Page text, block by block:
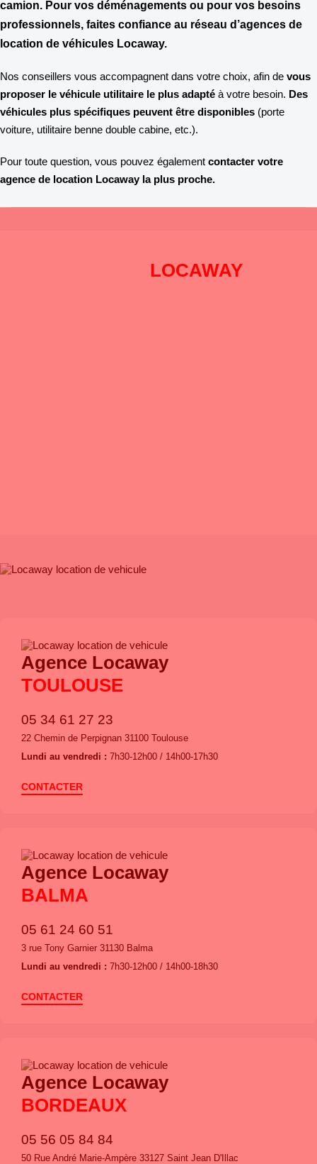
camion. Pour vos déménagements ou pour vos besoins
professionnels, faites confiance au réseau d’agences de
location de véhicules Locaway.
Nos conseillers vous accompagnent dans votre choix, afin de vous
proposer le véhicule utilitaire le plus adapté à votre besoin. Des
véhicules plus spécifiques peuvent être disponibles (porte
voiture, utilitaire benne double cabine, etc.).
Pour toute question, vous pouvez également contacter votre
agence de location Locaway la plus proche.
LOCAWAY
Agence Locaway
TOULOUSE
05 34 61 27 23
22 Chemin de Perpignan 31100 Toulouse
Lundi au vendredi : 7h30-12h00 / 14h00-17h30
CONTACTER
Agence Locaway
BALMA
05 61 24 60 51
3 rue Tony Garnier 31130 Balma
Lundi au vendredi : 7h30-12h00 / 14h00-18h30
CONTACTER
Agence Locaway
BORDEAUX
05 56 05 84 84
50 Rue André Marie-Ampère 33127 Saint Jean D'Illac